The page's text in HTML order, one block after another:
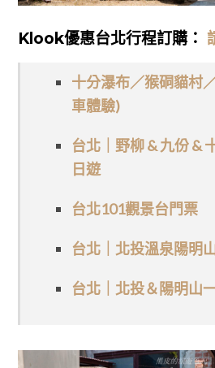
Klook優惠台北行程訂購：
十分瀑布／猴硐貓村
車體驗)
台北｜野柳 & 九份 &
日遊
台北101觀景台門票
台北｜北投溫泉陽明
台北｜北投＆陽明山